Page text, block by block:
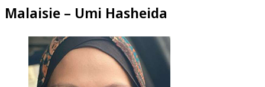
Malaisie – Umi Hasheida